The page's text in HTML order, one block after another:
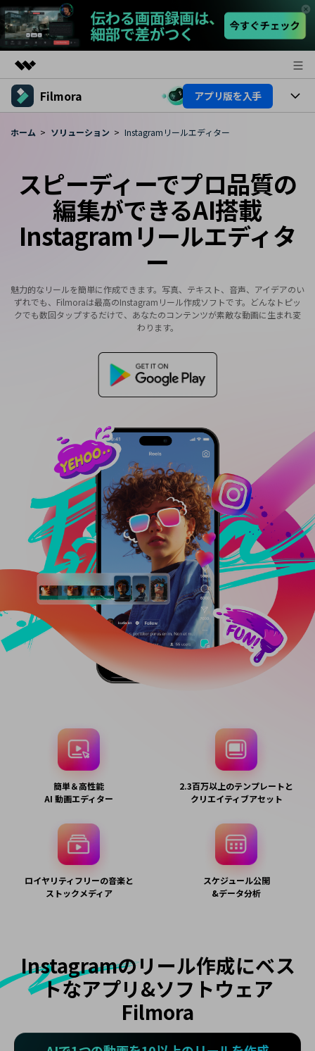
製品
法人・教育・パートナー
ソリューション
プラン＆価格
サポート
Filmora アプリ版を入手
製品
製品機能
AIヒント
Filmoraのユーザー層
動画編集関連知識
サポート
購入する ログイン
ホーム ソリューション Instagramリールエディター
スピーディーでプロ品質の
編集ができるAI搭載
Instagramリールエディタ
ー
魅力的なリールを簡単に作成できます。写真、テキスト、音声、アイデアのい
ずれでも、Filmoraは最高のInstagramリール作成ソフトです。どんなトピッ
クでも数回タップするだけで、あなたのコンテンツが素敵な動画に生まれ変
わります。
簡単＆高性能
AI 動画エディター
2.3百万以上のテンプレートと
クリエイティブアセット
ロイヤリティフリーの音楽と
ストックメディア
スケジュール公開
&データ分析
Instagramのリール作成にベス
トなアプリ&ソフトウェア
Filmora